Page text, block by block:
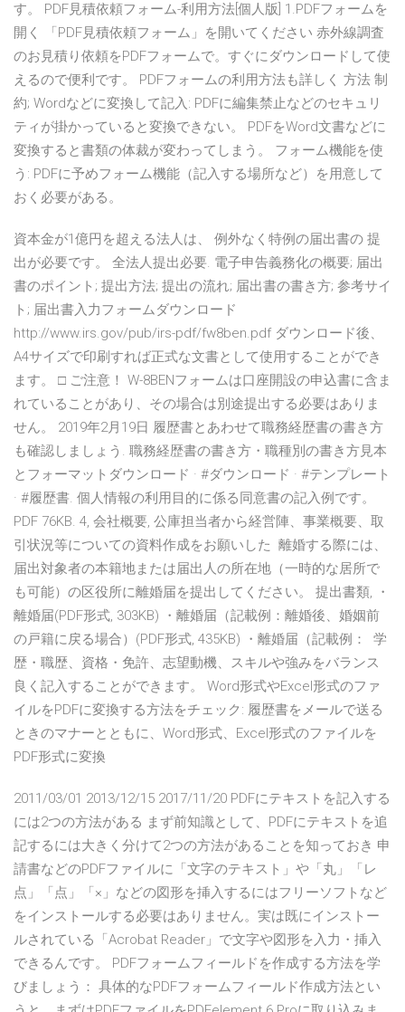
す。 PDF見積依頼フォーム-利用方法[個人版] 1.PDFフォームを
開く 「PDF見積依頼フォーム」を開いてください 赤外線調査
のお見積り依頼をPDFフォームで。すぐにダウンロードして使
えるので便利です。 PDFフォームの利用方法も詳しく 方法 制
約; Wordなどに変換して記入: PDFに編集禁止などのセキュリ
ティが掛かっていると変換できない。 PDFをWord文書などに
変換すると書類の体裁が変わってしまう。 フォーム機能を使
う: PDFに予めフォーム機能（記入する場所など）を用意して
おく必要がある。
資本金が1億円を超える法人は、 例外なく特例の届出書の 提
出が必要です。 全法人提出必要. 電子申告義務化の概要; 届出
書のポイント; 提出方法; 提出の流れ; 届出書の書き方; 参考サイ
ト; 届出書入力フォームダウンロード
http://www.irs.gov/pub/irs-pdf/fw8ben.pdf ダウンロード後、
A4サイズで印刷すれば正式な文書として使用することができ
ます。 □ ご注意！ W-8BENフォームは口座開設の申込書に含ま
れていることがあり、その場合は別途提出する必要はありま
せん。 2019年2月19日 履歴書とあわせて職務経歴書の書き方
も確認しましょう. 職務経歴書の書き方・職種別の書き方見本
とフォーマットダウンロード · #ダウンロード · #テンプレート
· #履歴書. 個人情報の利用目的に係る同意書の記入例です。
PDF 76KB. 4, 会社概要, 公庫担当者から経営陣、事業概要、取
引状況等についての資料作成をお願いした 離婚する際には、
届出対象者の本籍地または届出人の所在地（一時的な居所で
も可能）の区役所に離婚届を提出してください。 提出書類, ・
離婚届(PDF形式, 303KB) ・離婚届（記載例：離婚後、婚姻前
の戸籍に戻る場合）(PDF形式, 435KB) ・離婚届（記載例： 学
歴・職歴、資格・免許、志望動機、スキルや強みをバランス
良く記入することができます。 Word形式やExcel形式のファ
イルをPDFに変換する方法をチェック: 履歴書をメールで送る
ときのマナーとともに、Word形式、Excel形式のファイルを
PDF形式に変換
2011/03/01 2013/12/15 2017/11/20 PDFにテキストを記入する
には2つの方法がある まず前知識として、PDFにテキストを追
記するには大きく分けて2つの方法があることを知っておき 申
請書などのPDFファイルに「文字のテキスト」や「丸」「レ
点」「点」「×」などの図形を挿入するにはフリーソフトなど
をインストールする必要はありません。実は既にインストー
ルされている「Acrobat Reader」で文字や図形を入力・挿入
できるんです。 PDFフォームフィールドを作成する方法を学
びましょう： 具体的なPDFフォームフィールド作成方法とい